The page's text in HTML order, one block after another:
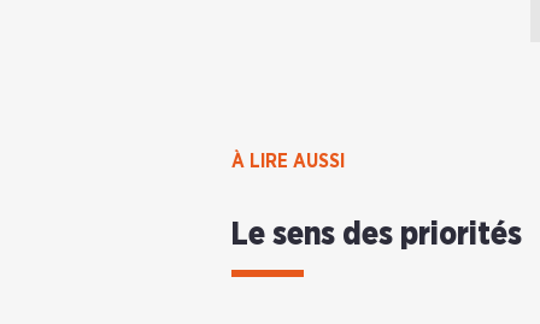
À LIRE AUSSI
Le sens des priorités